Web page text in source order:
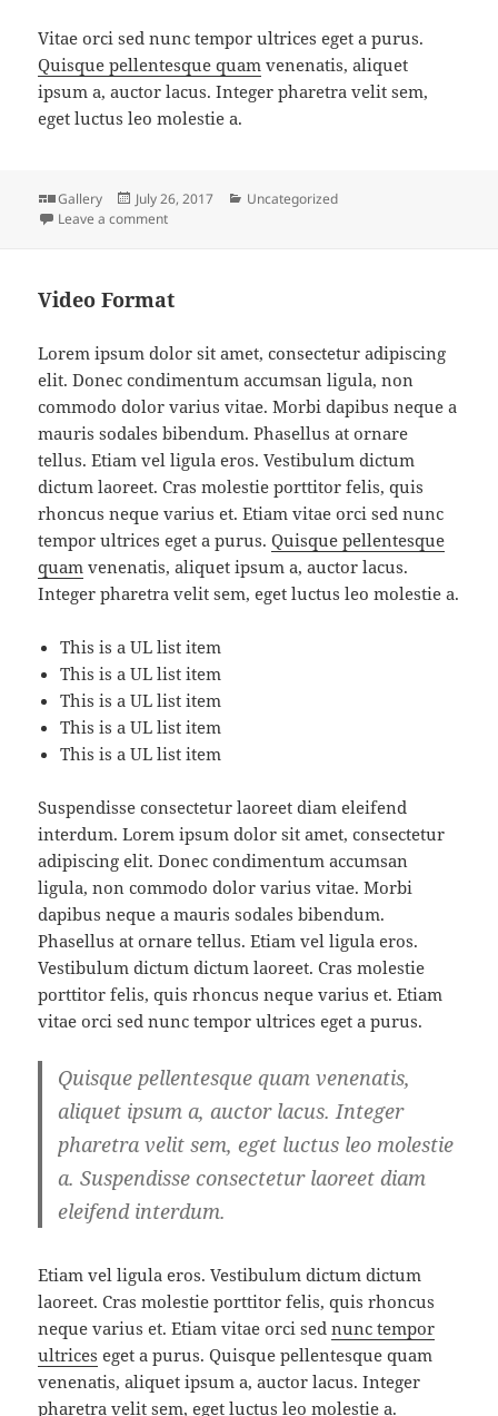
Vitae orci sed nunc tempor ultrices eget a purus.
Quisque pellentesque quam venenatis, aliquet
ipsum a, auctor lacus. Integer pharetra velit sem,
eget luctus leo molestie a.
Format
Gallery
Posted
on
July 26, 2017 Categories
Uncategorized
Leave a commenton Slide Gallery Format
Video Format
Lorem ipsum dolor sit amet, consectetur adipiscing
elit. Donec condimentum accumsan ligula, non
commodo dolor varius vitae. Morbi dapibus neque a
mauris sodales bibendum. Phasellus at ornare
tellus. Etiam vel ligula eros. Vestibulum dictum
dictum laoreet. Cras molestie porttitor felis, quis
rhoncus neque varius et. Etiam vitae orci sed nunc
tempor ultrices eget a purus.Quisque pellentesque
quam venenatis, aliquet ipsum a, auctor lacus.
Integer pharetra velit sem, eget luctus leo molestie a.
This is a UL list item
This is a UL list item
This is a UL list item
This is a UL list item
This is a UL list item
Suspendisse consectetur laoreet diam eleifend
interdum. Lorem ipsum dolor sit amet, consectetur
adipiscing elit. Donec condimentum accumsan
ligula, non commodo dolor varius vitae. Morbi
dapibus neque a mauris sodales bibendum.
Phasellus at ornare tellus. Etiam vel ligula eros.
Vestibulum dictum dictum laoreet. Cras molestie
porttitor felis, quis rhoncus neque varius et. Etiam
vitae orci sed nunc tempor ultrices eget a purus.
Quisque pellentesque quam venenatis,
aliquet ipsum a, auctor lacus. Integer
pharetra velit sem, eget luctus leo molestie
a. Suspendisse consectetur laoreet diam
eleifend interdum.
Etiam vel ligula eros. Vestibulum dictum dictum
laoreet. Cras molestie porttitor felis, quis rhoncus
neque varius et. Etiam vitae orci sednunc tempor
ultrices eget a purus. Quisque pellentesque quam
venenatis, aliquet ipsum a, auctor lacus. Integer
pharetra velit sem, eget luctus leo molestie a.